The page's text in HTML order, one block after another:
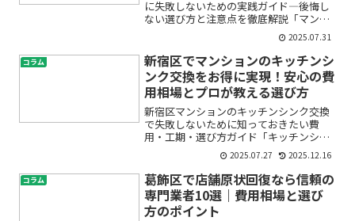
に失敗しないための実践ガイド―後悔し
ない選び方と注意点を徹底解説「マンシ
ョンの水回りリフォームをしたい。で
も、どこに頼んだらいいかわからない
し、失敗したらどうしよう…」「想像以
上に費用がかかるのでは？」「...
2025.07.31
コラム
新宿区でマンションのキッチンシ
ンク交換をお得に実現！安心の費
用相場とプロが教える選び方
新宿区マンションのキッチンシンク交換
で失敗しないために知っておきたい費
用・工期・選び方ガイド「キッチンシン
クを新しくしたいけれど、費用はどれく
らいかかる？」「新宿区のマンションで
リフォームするには何から始めればいい
の？」初めてのキッチンシン...
2025.07.27 2025.12.16
コラム
葛飾区で店舗原状回復なら信頼の
専門業者10選｜費用相場と選び
方のポイント